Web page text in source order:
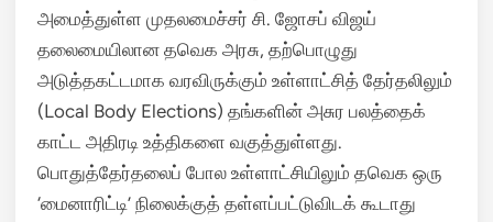
அமைத்துள்ள முதலமைச்சர் சி. ஜோசப் விஜய்
தலைமையிலான தவெக அரசு, தற்பொழுது
அடுத்தகட்டமாக வரவிருக்கும் உள்ளாட்சித் தேர்தலிலும்
(Local Body Elections) தங்களின் அசுர பலத்தைக்
காட்ட அதிரடி உத்திகளை வகுத்துள்ளது.
பொதுத்தேர்தலைப் போல உள்ளாட்சியிலும் தவெக ஒரு
‘மைனாரிட்டி’ நிலைக்குத் தள்ளப்பட்டுவிடக் கூடாது